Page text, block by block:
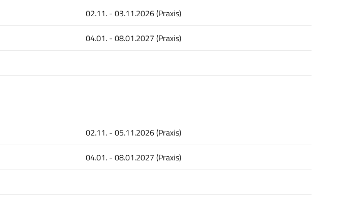
02.11. - 03.11.2026 (Praxis)
04.01. - 08.01.2027 (Praxis)
02.11. - 05.11.2026 (Praxis)
04.01. - 08.01.2027 (Praxis)